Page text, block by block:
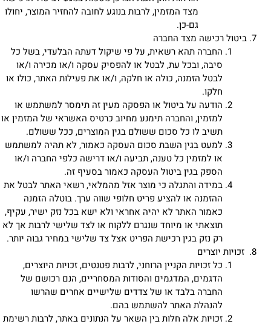
מצד המזמין, לרבות בנוגע לחובה להחזיר המוצר, יחולו
גם-כן.
ביטול רכישה מצד החברה
החברה תהא רשאית, על פי שיקול דעתה הבלעדי, בשל כל
סיבה, ובכל עת, לבטל או להפסיק עסקה ו/או מכירה ו/או
לבטל הזמנה, כולה או חלקה, ו/או את פעילות האתר, כולו או
חלקו.
הודעה על ביטול או הפסקה מעין זה תימסר למשתמש או
למזמין, והחברה תימנע מחיוב כרטיס האשראי של המזמין או
תשיב לו כל סכום ששולם בגין המוצרים, ככל ששולם.
למעט בגין השבת סכום העסקה כאמור, לא תהיה למשתמש
או למזמין כל טענה, תביעה ו/או דרישה כלפי החברה ו/או
הספק בגין ביטול העסקה כאמור בסעיף זה.
במידה והתגלה כי מוצר אזל מהמלאי, רשאי האתר לבטל את
ההזמנה או להציע פריט חלופי שווה ערך. בוטלה הזמנה
כאמור האתר לא יהיה אחראי ולא ישא בכל נזק ישיר, עקיף,
תוצאתי או מיוחד שנגרם ללקוח או לצד שלישי לרבות אך לא
רק נזק בגין רכישת הפריט אצל צד שלישי במחיר גבוה יותר.
זכויות יוצרים
כל זכויות הקניין הרוחני, לרבות פטנטים, זכויות היוצרים,
הדגמים, המדגמים והסודות המסחריים, הנם רכושם של
החברה בלבד או של צדדים שלישיים אחרים שהרשו
להנהלת האתר להשתמש בהם.
זכויות אלה חלות בין השאר על הנתונים באתר, לרבות רשימת